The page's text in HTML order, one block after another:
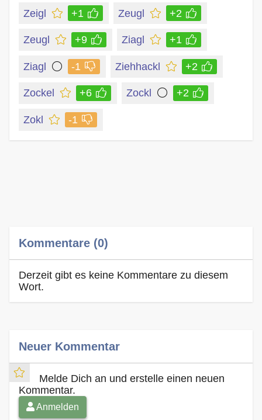
Zeigl +1 Zeugl +2
Zeugl +9 Ziagl +1
Ziagl -1 Ziehhackl +2
Zockel +6 Zockl +2
Zokl -1
Kommentare (0)
Derzeit gibt es keine Kommentare zu diesem
Wort.
Neuer Kommentar
Melde Dich an und erstelle einen neuen
Kommentar.
Anmelden